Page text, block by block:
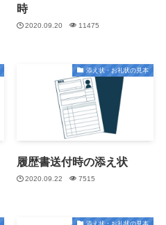
時
2020.09.20 11475
添え状・お礼状の見本
履歴書送付時の添え状
2020.09.22 7515
添え状・お礼状の見本